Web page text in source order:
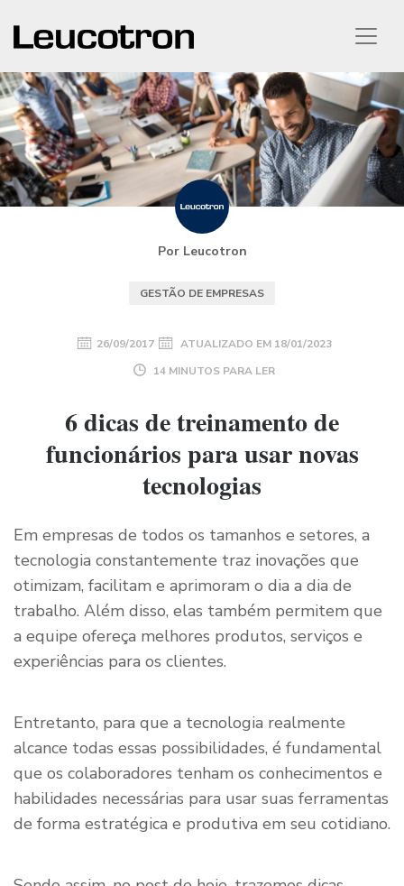
Por Leucotron
GESTÃO DE EMPRESAS
26/09/2017 ATUALIZADO EM 18/01/2023
14 MINUTOS PARA LER
6 dicas de treinamento de
funcionários para usar novas
tecnologias
Em empresas de todos os tamanhos e setores, a
tecnologia constantemente traz inovações que
otimizam, facilitam e aprimoram o dia a dia de
trabalho. Além disso, elas também permitem que
a equipe ofereça melhores produtos, serviços e
experiências para os clientes.
Entretanto, para que a tecnologia realmente
alcance todas essas possibilidades, é fundamental
que os colaboradores tenham os conhecimentos e
habilidades necessárias para usar suas ferramentas
de forma estratégica e produtiva em seu cotidiano.